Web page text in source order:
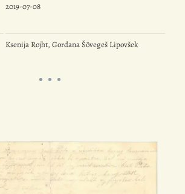
2019-07-08
Ksenija Rojht, Gordana Šövegeš Lipovšek